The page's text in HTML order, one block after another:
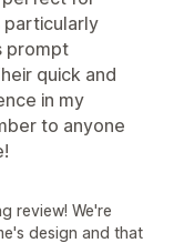
particularly
prompt
quick and
in my
to anyone
review! We're
design and that